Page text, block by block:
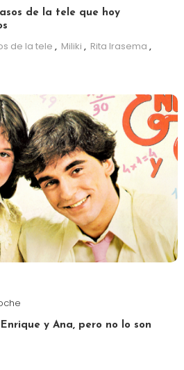
de la tele que hoy
de la tele , Miliki , Rita Irasema ,
y Ana, pero no lo son